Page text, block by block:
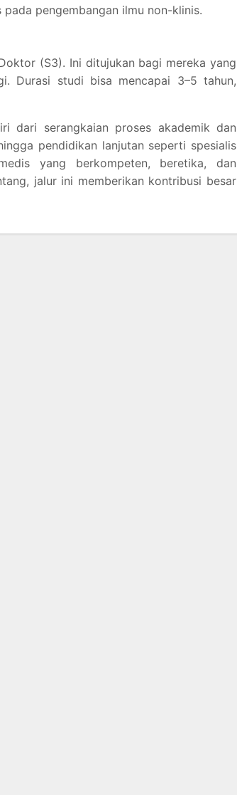
pengembangan ilmu non-klinis.
(S3). Ini ditujukan bagi mereka yang
Durasi studi bisa mencapai 3–5 tahun,
dari serangkaian proses akademik dan
pendidikan lanjutan seperti spesialis
yang berkompeten, beretika, dan
jalur ini memberikan kontribusi besar